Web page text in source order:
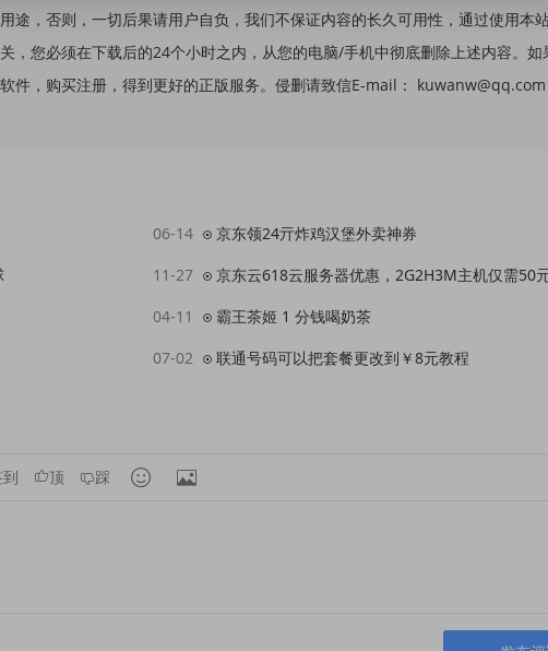
途，否则，一切后果请用户自负，我们不保证内容的长久可用性，通过使用本
，您必须在下载后的24个小时之内，从您的电脑/手机中彻底删除上述内容。如
件，购买注册，得到更好的正版服务。侵删请致信E-mail： kuwanw@qq.com
06-14 京东领24亓炸鸡汉堡外卖神券
11-27
04-11 霸王茶姬 1 分钱喝奶茶
07-02 联通号码可以把套餐更改到￥8元教程
顶 踩  